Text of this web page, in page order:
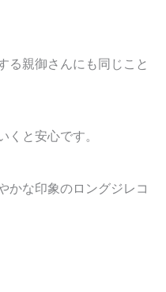
る親御さんにも同じこと
と安心です。
かな印象のロングジレコ